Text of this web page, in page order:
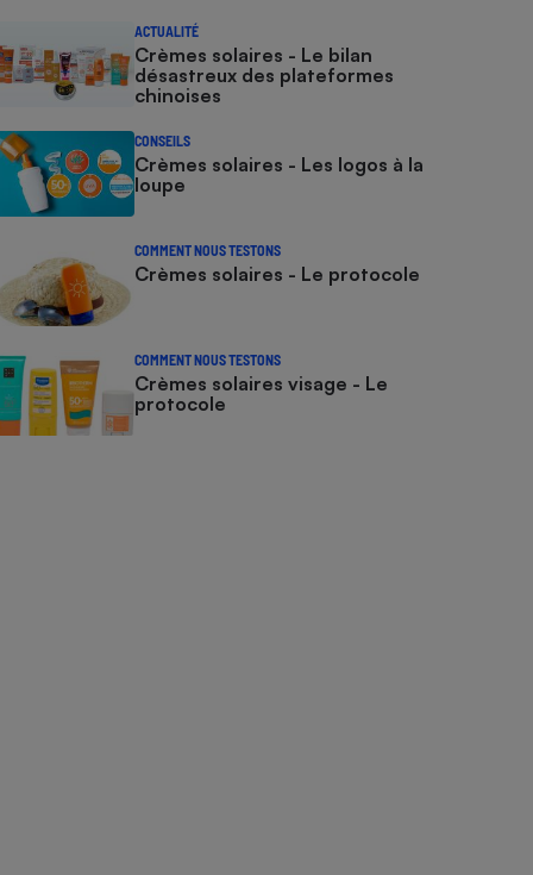
ACTUALITÉ
Crèmes solaires - Le bilan
désastreux des plateformes
chinoises
CONSEILS
Crèmes solaires - Les logos à la
loupe
COMMENT NOUS TESTONS
Crèmes solaires - Le protocole
COMMENT NOUS TESTONS
Crèmes solaires visage - Le
protocole